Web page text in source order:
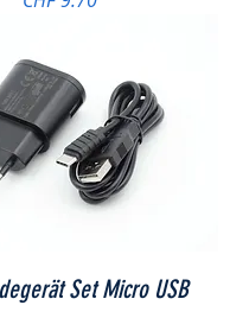
Set Micro USB